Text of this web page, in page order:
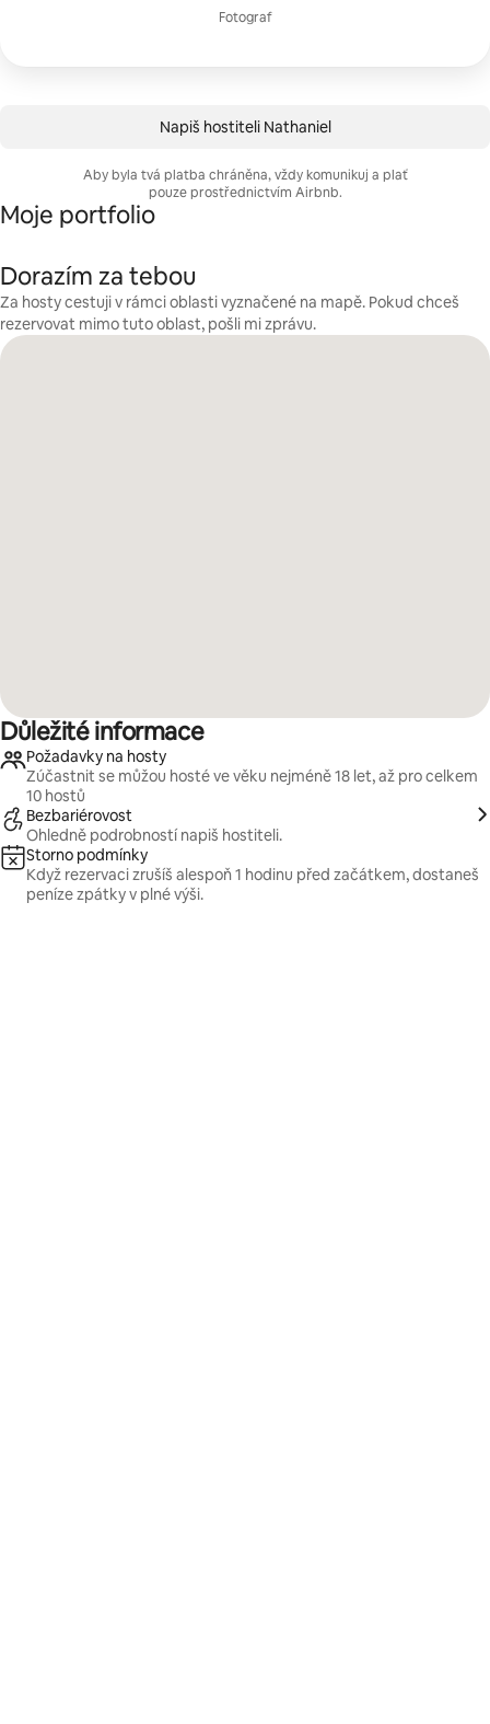
Fotograf
Napiš hostiteli Nathaniel
Aby byla tvá platba chráněna, vždy komunikuj a plať
pouze prostřednictvím Airbnb.
Moje portfolio
Dorazím za tebou
Za hosty cestuji v rámci oblasti vyznačené na mapě. Pokud chceš
rezervovat mimo tuto oblast, pošli mi zprávu.
Důležité informace
Požadavky na hosty
Zúčastnit se můžou hosté ve věku nejméně 18 let, až pro celkem
10 hostů
Bezbariérovost
Ohledně podrobností napiš hostiteli.
Storno podmínky
Když rezervaci zrušíš alespoň 1 hodinu před začátkem, dostaneš
peníze zpátky v plné výši.